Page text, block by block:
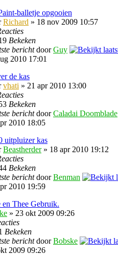
balletje opgooien
Richard » 18 nov 2009 10:57
Bekeken
berichtdoorGuy
2010 17:01
de kas
vhati » 21 apr 2010 13:00
Bekeken
berichtdoorCaladai Doomblade
2010 18:05
uitpluizer kas
Beastherder» 18 apr 2010 19:12
Bekeken
berichtdoorBenman
2010 19:59
Thee Gebruik.
» 23 okt 2009 09:26
Bekeken
berichtdoorBobske
2009 09:26